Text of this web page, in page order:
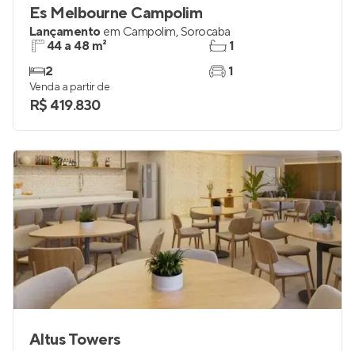
Es Melbourne Campolim
Lançamento em Campolim,Sorocaba
44 a 48 m²
2
1
1
Venda a partir de
R$ 419.830
Altus Towers